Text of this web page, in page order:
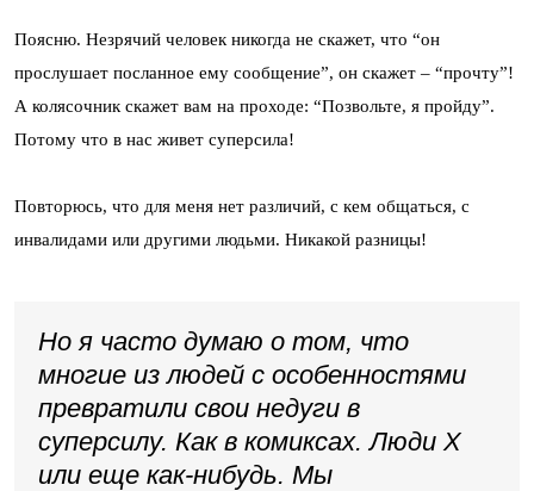
Поясню. Незрячий человек никогда не скажет, что “он
прослушает посланное ему сообщение”, он скажет – “прочту”!
А колясочник скажет вам на проходе: “Позвольте, я пройду”.
Потому что в нас живет суперсила!
Повторюсь, что для меня нет различий, с кем общаться, с
инвалидами или другими людьми. Никакой разницы!
Но я часто думаю о том, что
многие из людей с особенностями
превратили свои недуги в
суперсилу. Как в комиксах. Люди Х
или еще как-нибудь. Мы